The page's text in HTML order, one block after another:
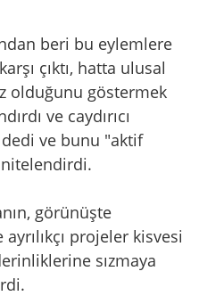
beri bu eylemlere
çıktı, hatta ulusal
olduğunu göstermek
ve caydırıcı
ve bunu "aktif
görünüşte
projeler kisvesi
sızmaya